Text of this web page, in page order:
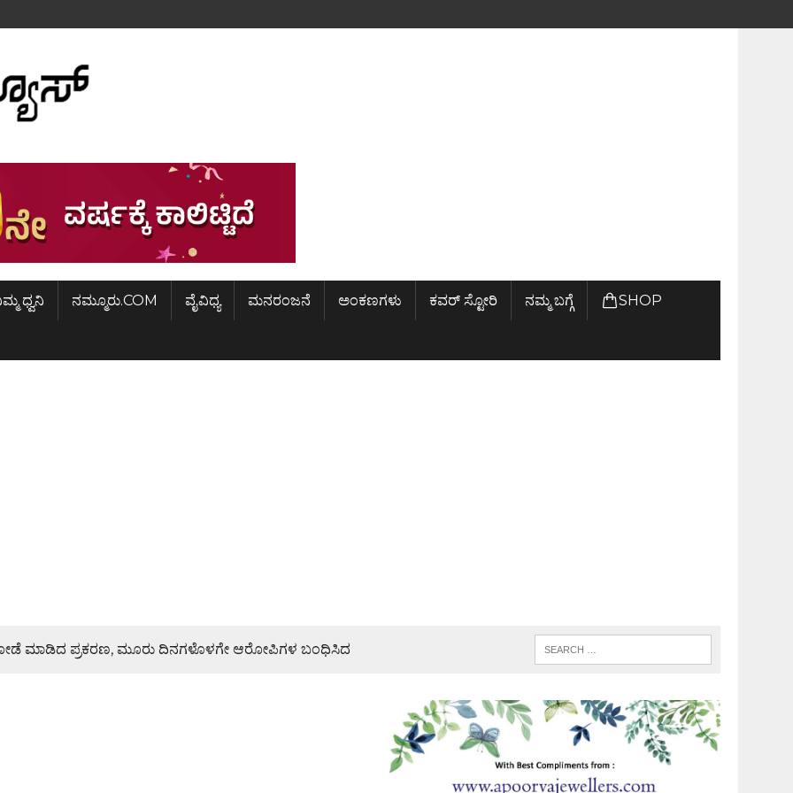
ಧ್ವನಿ ನಮ್ಮೂರು.COM ವೈವಿಧ್ಯ ಮನರಂಜನೆ ಅಂಕಣಗಳು ಕವರ್ ಸ್ಟೋರಿ ನಮ್ಮ ಬಗ್ಗೆ SHOP
ಮಾಡಿದ ಪ್ರಕರಣ, ಮೂರು ದಿನಗಳೊಳಗೇ ಆರೋಪಿಗಳ ಬಂಧಿಸಿದ
ನಾಯ್ಕ್ ಸಾಂತ್ವನ